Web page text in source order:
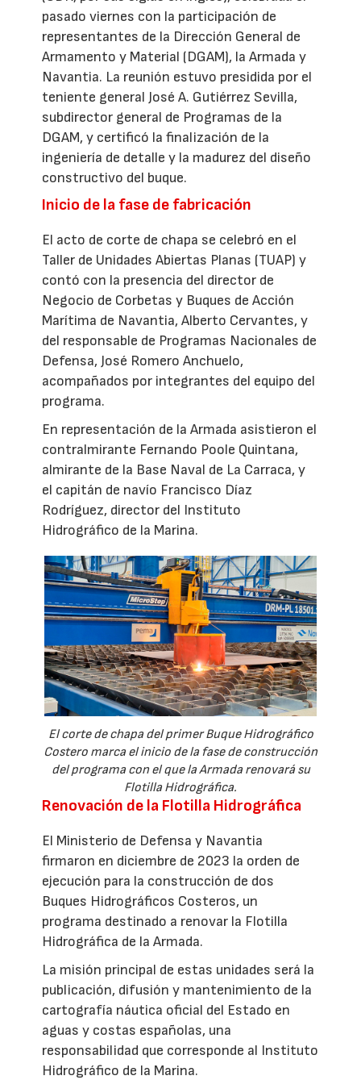
pasado viernes con la participación de
representantes de la Dirección General de
Armamento y Material (DGAM), la Armada y
Navantia. La reunión estuvo presidida por el
teniente general José A. Gutiérrez Sevilla,
subdirector general de Programas de la
DGAM, y certificó la finalización de la
ingeniería de detalle y la madurez del diseño
constructivo del buque.
Inicio de la fase de fabricación
El acto de corte de chapa se celebró en el
Taller de Unidades Abiertas Planas (TUAP) y
contó con la presencia del director de
Negocio de Corbetas y Buques de Acción
Marítima de Navantia, Alberto Cervantes, y
del responsable de Programas Nacionales de
Defensa, José Romero Anchuelo,
acompañados por integrantes del equipo del
programa.
En representación de la Armada asistieron el
contralmirante Fernando Poole Quintana,
almirante de la Base Naval de La Carraca, y
el capitán de navío Francisco Díaz
Rodríguez, director del Instituto
Hidrográfico de la Marina.
El corte de chapa del primer Buque Hidrográfico
Costero marca el inicio de la fase de construcción
del programa con el que la Armada renovará su
Flotilla Hidrográfica.
Renovación de la Flotilla Hidrográfica
El Ministerio de Defensa y Navantia
firmaron en diciembre de 2023 la orden de
ejecución para la construcción de dos
Buques Hidrográficos Costeros, un
programa destinado a renovar la Flotilla
Hidrográfica de la Armada.
La misión principal de estas unidades será la
publicación, difusión y mantenimiento de la
cartografía náutica oficial del Estado en
aguas y costas españolas, una
responsabilidad que corresponde al Instituto
Hidrográfico de la Marina.